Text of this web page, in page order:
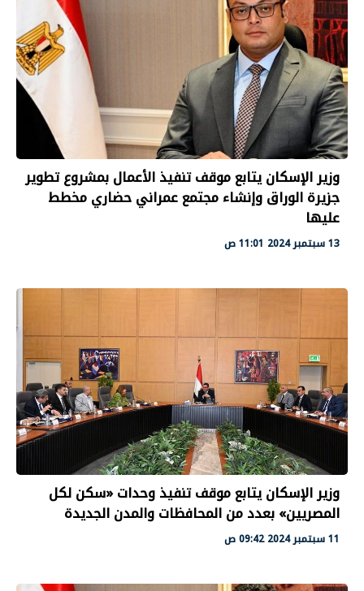
وزير الإسكان يتابع موقف تنفيذ الأعمال بمشروع تطوير
جزيرة الوراق وإنشاء مجتمع عمراني حضاري مخطط
عليها
13 سبتمبر 2024 11:01 ص
وزير الإسكان يتابع موقف تنفيذ وحدات «سكن لكل
المصريين» بعدد من المحافظات والمدن الجديدة
11 سبتمبر 2024 09:42 ص